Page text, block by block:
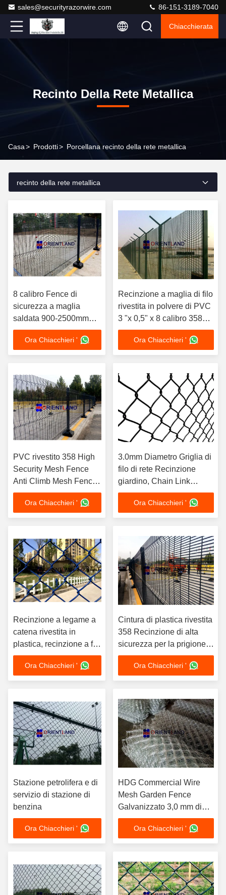
sales@securityrazorwire.com 86-151-3189-7040
Chiacchierata
Recinto Della Rete Metallica
Casa> Prodotti> Porcellana recinto della rete metallica
recinto della rete metallica
8 calibro Fence di
sicurezza a maglia
saldata 900-2500mm
Altezza 3"×0.5"
Dimensione del foro
Ora Chiacchieri '
Recinzione a maglia di filo
rivestita in polvere di PVC
3 "x 0,5" x 8 calibro 358
Recinzione a maglia di filo
anti-scala
Ora Chiacchieri '
PVC rivestito 358 High
Security Mesh Fence
Anti Climb Mesh Fence
8gauge 4.0mm
Ora Chiacchieri '
3.0mm Diametro Griglia di
filo di rete Recinzione
giardino, Chain Link
Recinzione Griglia 1m-
3.6m Altezza
Ora Chiacchieri '
Recinzione a legame a
catena rivestita in
plastica, recinzione a filo
circolare da giardino 2x2
Ora Chiacchieri '
Cintura di plastica rivestita
358 Recinzione di alta
sicurezza per la prigione
900-2500mm di altezza
Recinzione di maglia della
prigione
Ora Chiacchieri '
Stazione petrolifera e di
servizio di stazione di
benzina
Ora Chiacchieri '
HDG Commercial Wire
Mesh Garden Fence
Galvanizzato 3,0 mm di
diametro del filo
Ora Chiacchieri '